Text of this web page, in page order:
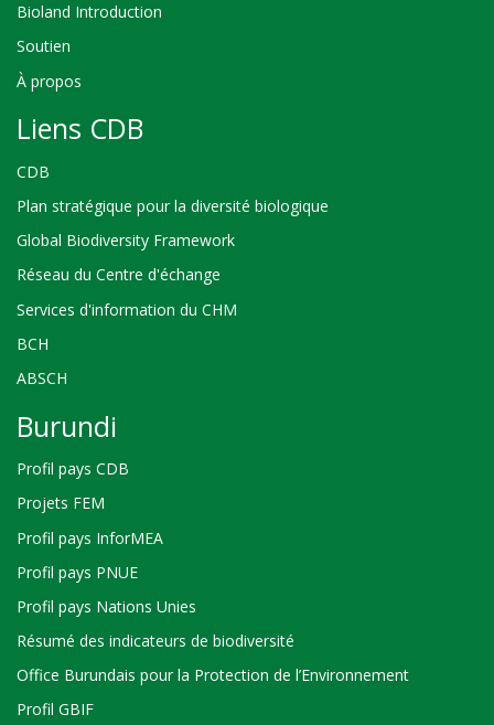
Bioland Introduction
Soutien
À propos
Liens CDB
CDB
Plan stratégique pour la diversité biologique
Global Biodiversity Framework
Réseau du Centre d'échange
Services d'information du CHM
BCH
ABSCH
Burundi
Profil pays CDB
Projets FEM
Profil pays InforMEA
Profil pays PNUE
Profil pays Nations Unies
Résumé des indicateurs de biodiversité
Office Burundais pour la Protection de l’Environnement
Profil GBIF